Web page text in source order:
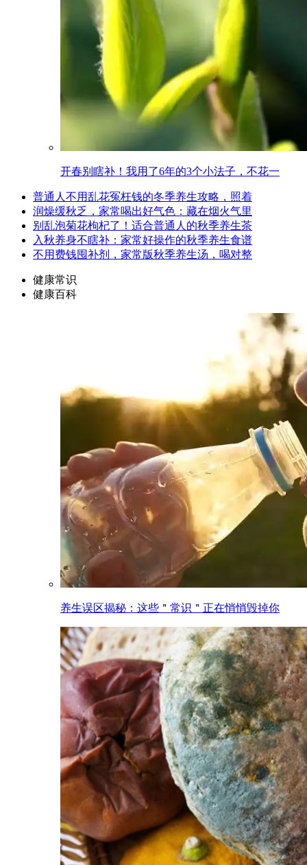
开春别瞎补！我用了6年的3个小法子，不花一
普通人不用乱花冤枉钱的冬季养生攻略，照着
润燥缓秋乏，家常喝出好气色：藏在烟火气里
别乱泡菊花枸杞了！适合普通人的秋季养生茶
入秋养身不瞎补：家常好操作的秋季养生食谱
不用费钱囤补剂，家常版秋季养生汤，喝对整
健康常识
健康百科
养生误区揭秘：这些＂常识＂正在悄悄毁掉你